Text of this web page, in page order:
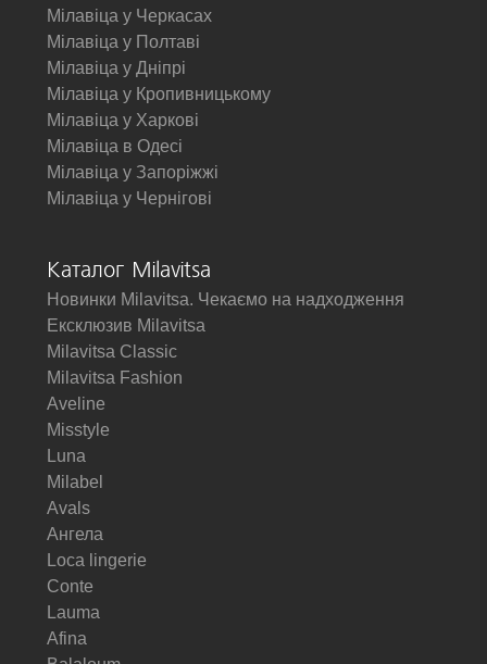
Мілавіца у Черкасах
Мілавіца у Полтаві
Мілавіца у Дніпрі
Мілавіца у Кропивницькому
Мілавіца у Харкові
Мілавіца в Одесі
Мілавіца у Запоріжжі
Мілавіца у Чернігові
Каталог Milavitsa
Новинки Milavitsa. Чекаємо на надходження
Ексклюзив Milavitsa
Milavitsa Classic
Milavitsa Fashion
Aveline
Misstyle
Luna
Milabel
Avals
Ангела
Loca lingerie
Conte
Lauma
Afina